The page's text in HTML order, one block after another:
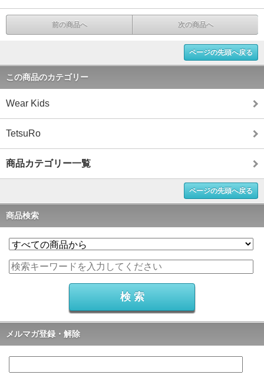
前の商品へ 次の商品へ
ページの先頭へ戻る
この商品のカテゴリー
Wear Kids
TetsuRo
商品カテゴリー一覧
ページの先頭へ戻る
商品検索
メルマガ登録・解除